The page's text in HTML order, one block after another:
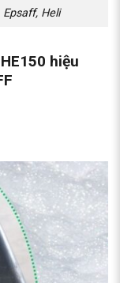
Heli
hiệu